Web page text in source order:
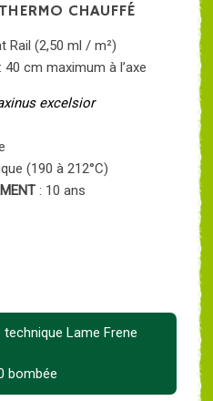
CHAUFFÉ
Rail (2,50 ml / m²)
: 40 cm maximum à l’axe
excelsior
(190 à 212°C)
: 10 ans
Lame Frene
bombée